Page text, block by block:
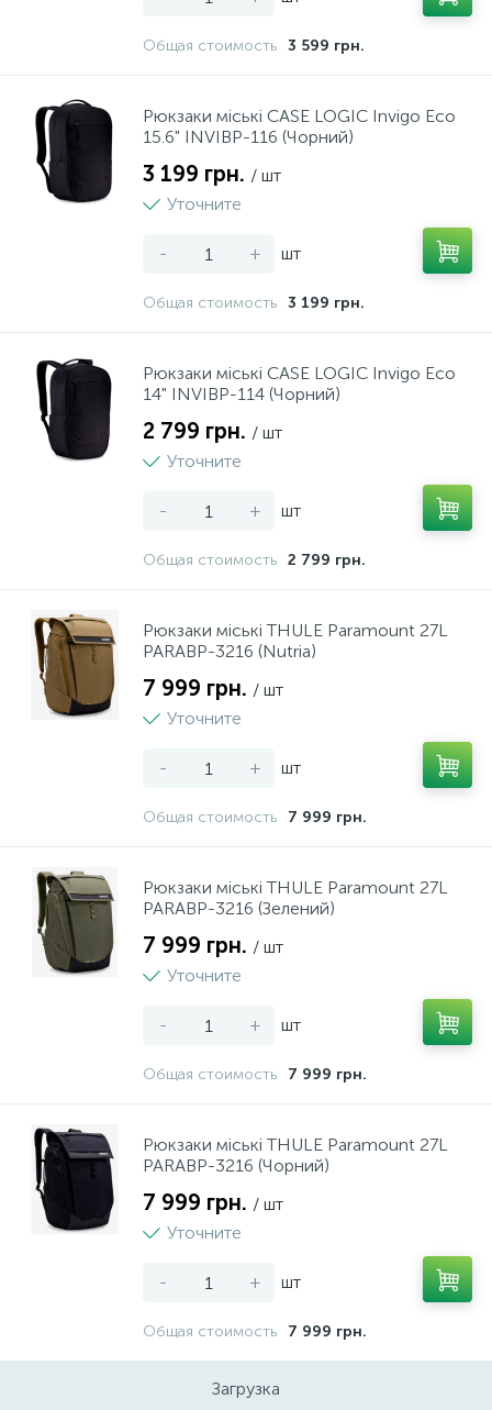
Общая стоимость 3 599 грн.
Рюкзаки міські CASE LOGIC Invigo Eco
15.6" INVIBP-116 (Чорний)
3 199 грн. / шт
Уточните
- + шт
Общая стоимость 3 199 грн.
Рюкзаки міські CASE LOGIC Invigo Eco
14" INVIBP-114 (Чорний)
2 799 грн. / шт
Уточните
- + шт
Общая стоимость 2 799 грн.
Рюкзаки міські THULE Paramount 27L
PARABP-3216 (Nutria)
7 999 грн. / шт
Уточните
- + шт
Общая стоимость 7 999 грн.
Рюкзаки міські THULE Paramount 27L
PARABP-3216 (Зелений)
7 999 грн. / шт
Уточните
- + шт
Общая стоимость 7 999 грн.
Рюкзаки міські THULE Paramount 27L
PARABP-3216 (Чорний)
7 999 грн. / шт
Уточните
- + шт
Общая стоимость 7 999 грн.
Загрузка